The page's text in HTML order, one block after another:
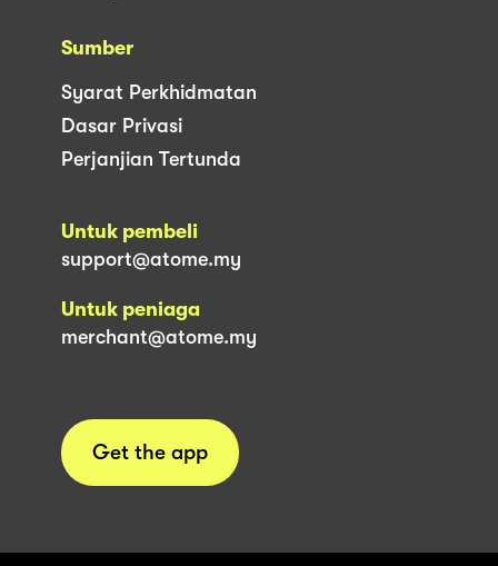
Sumber
Syarat Perkhidmatan
Dasar Privasi
Perjanjian Tertunda
Untuk pembeli
support@atome.my
Untuk peniaga
merchant@atome.my
Get the app